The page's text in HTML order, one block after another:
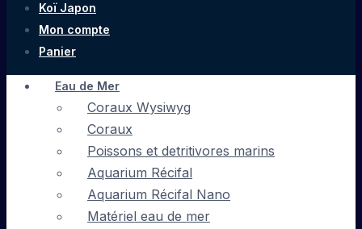
Koï Japon
Mon compte
Panier
Eau de Mer
Coraux Wysiwyg
Coraux
Poissons et detritivores marins
Aquarium Récifal
Aquarium Récifal Nano
Matériel eau de mer